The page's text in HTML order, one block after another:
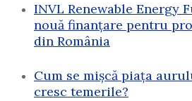
INVL Renewable Energy
nouă finanțare pentru
din România
Cum se mișcă piața
cresc temerile?